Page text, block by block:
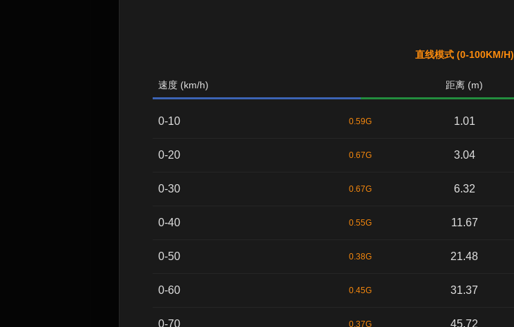
直线模式 (0-100KM/H)
速度 (km/h) 距离 (m)
0-10 0.59G 1.01
0-20 0.67G 3.04
0-30 0.67G 6.32
0-40 0.55G 11.67
0-50 0.38G 21.48
0-60 0.45G 31.37
0-70 0.37G 45.72